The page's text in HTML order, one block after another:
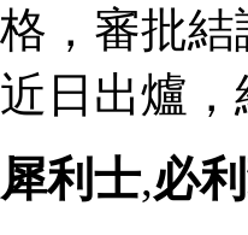
格，審批結
近日出爐
犀利士,必